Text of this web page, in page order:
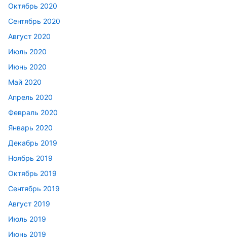
Октябрь 2020
Сентябрь 2020
Август 2020
Июль 2020
Июнь 2020
Май 2020
Апрель 2020
Февраль 2020
Январь 2020
Декабрь 2019
Ноябрь 2019
Октябрь 2019
Сентябрь 2019
Август 2019
Июль 2019
Июнь 2019